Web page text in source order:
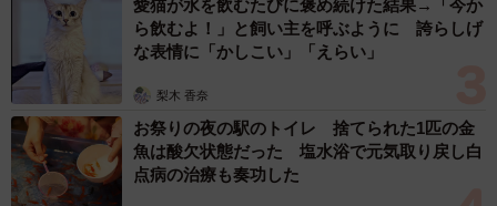
愛猫が水を飲むたびに褒め続けた結果→「今か
ら飲むよ！」と飼い主を呼ぶように 誇らしげ
な表情に「かしこい」「えらい」
梨木 香奈
お祭りの夜の駅のトイレ 捨てられた1匹の金
魚は酸欠状態だった 塩水浴で元気取り戻し白
点病の治療も奏功した